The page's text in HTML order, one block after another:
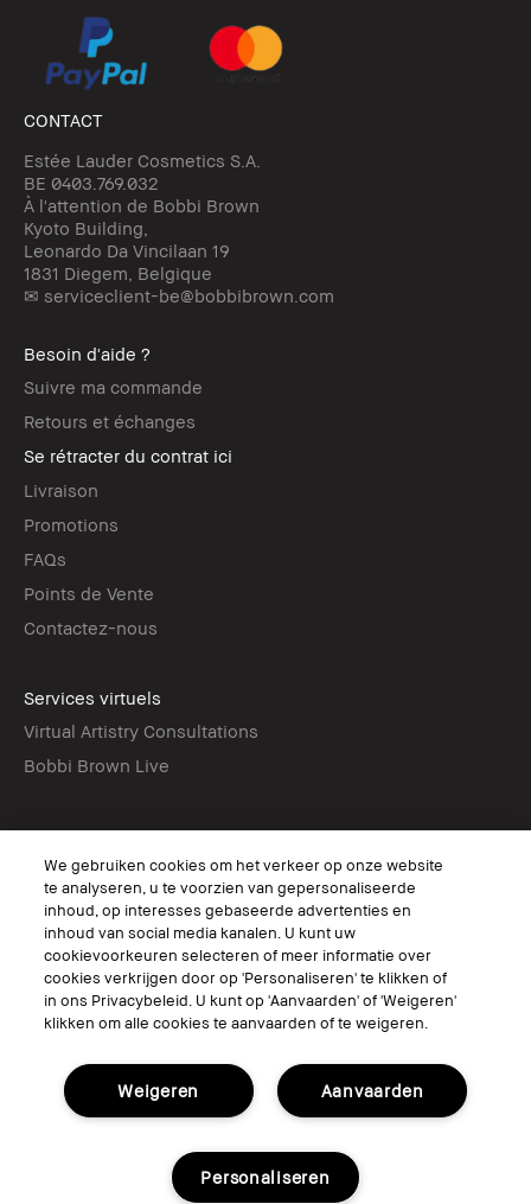
CONTACT
Estée Lauder Cosmetics S.A.
BE 0403.769.032
À l'attention de Bobbi Brown
Kyoto Building,
Leonardo Da Vincilaan 19
1831 Diegem, Belgique
✉ serviceclient-be@bobbibrown.com
Besoin d'aide ?
Suivre ma commande
Retours et échanges
Se rétracter du contrat ici
Livraison
Promotions
FAQs
Points de Vente
Contactez-nous
Services virtuels
Virtual Artistry Consultations
Bobbi Brown Live
Suivez
Conditions générales
Ne pas vendre ou partager mes informations personnelles / publicités
ciblées
Limiter l'utilisation de mes informations personnelles sensibles
Accessibilité
We gebruiken cookies om het verkeer op onze website
te analyseren, u te voorzien van gepersonaliseerde
inhoud, op interesses gebaseerde advertenties en
inhoud van social media kanalen. U kunt uw
cookievoorkeuren selecteren of meer informatie over
cookies verkrijgen door op 'Personaliseren' te klikken of
in ons Privacybeleid. U kunt op 'Aanvaarden' of 'Weigeren'
klikken om alle cookies te aanvaarden of te weigeren.
Aanvaarden
Weigeren
Personaliseren